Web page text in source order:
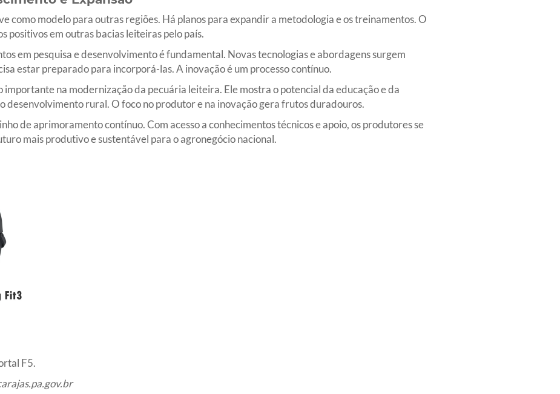
como modelo para outras regiões. Há planos para expandir a metodologia e os treinamentos. O
positivos em outras bacias leiteiras pelo país.
em pesquisa e desenvolvimento é fundamental. Novas tecnologias e abordagens surgem
estar preparado para incorporá-las. A inovação é um processo contínuo.
importante na modernização da pecuária leiteira. Ele mostra o potencial da educação e da
desenvolvimento rural. O foco no produtor e na inovação gera frutos duradouros.
de aprimoramento contínuo. Com acesso a conhecimentos técnicos e apoio, os produtores se
mais produtivo e sustentável para o agronegócio nacional.
F5.